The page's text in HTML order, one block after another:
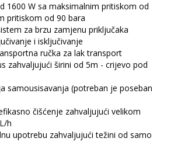
1600 W sa maksimalnim pritiskom od
pritiskom od 90 bara
za brzu zamjenu priključaka
i isključivanje
ručka za lak transport
zahvaljujući širini od 5m - crijevo pod
samousisavanja (potreban je poseban
čišćenje zahvaljujući velikom
h
upotrebu zahvaljujući težini od samo